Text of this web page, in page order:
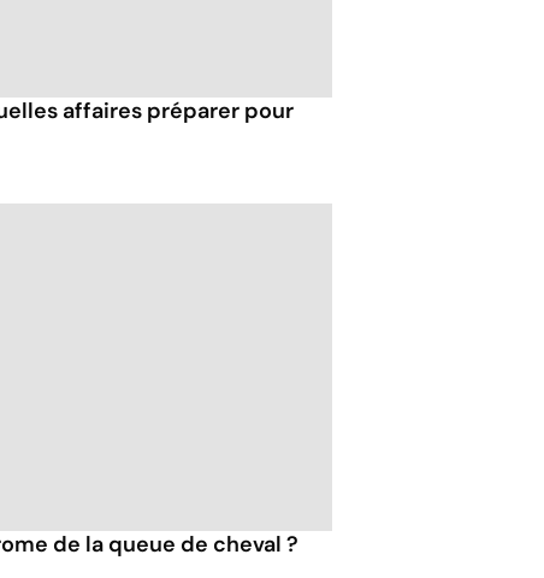
affaires préparer pour
de la queue de cheval ?